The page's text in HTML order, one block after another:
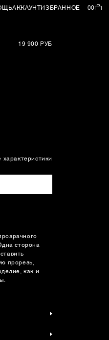
АККАУНТИЗБРАННОЕ 00
19 900 РУБ
сторона
прорезь,
как и